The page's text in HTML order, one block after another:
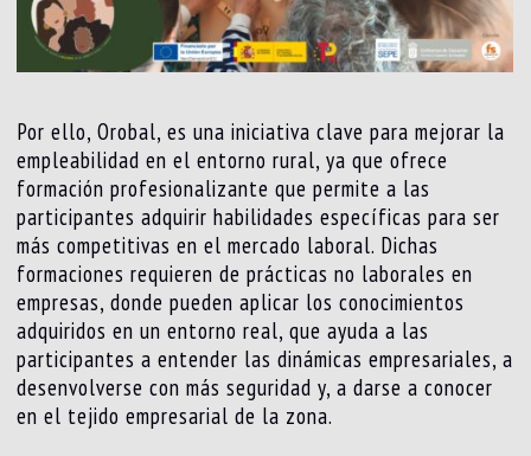
Por ello, Orobal, es una iniciativa clave para mejorar la
empleabilidad en el entorno rural, ya que ofrece
formación profesionalizante que permite a las
participantes adquirir habilidades específicas para ser
más competitivas en el mercado laboral. Dichas
formaciones requieren de prácticas no laborales en
empresas, donde pueden aplicar los conocimientos
adquiridos en un entorno real, que ayuda a las
participantes a entender las dinámicas empresariales, a
desenvolverse con más seguridad y, a darse a conocer
en el tejido empresarial de la zona.